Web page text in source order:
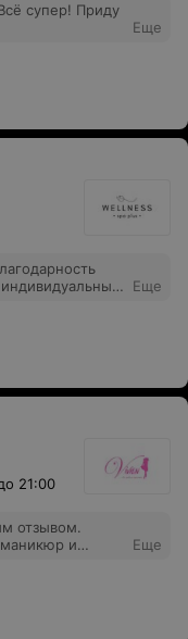
Приду
Еще
Еще
21:00
отзывом.
и
что
ужасно мне
затек
Еще